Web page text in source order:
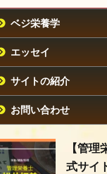
ベジ栄養学
エッセイ
サイトの紹介
お問い合わせ
【管
式サイ